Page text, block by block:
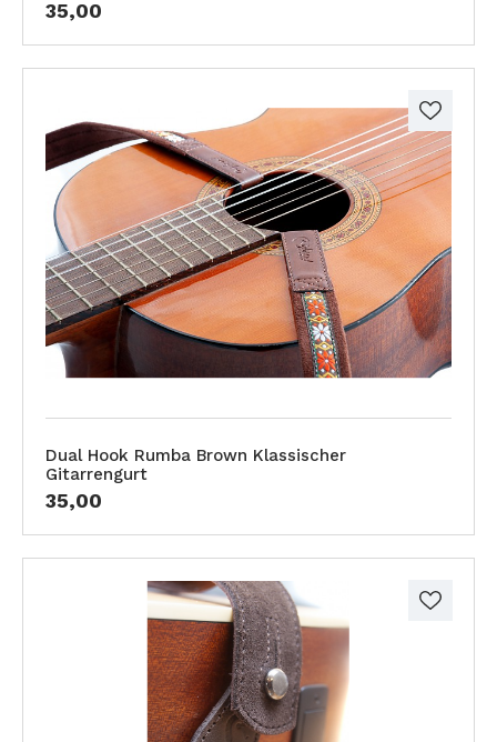
35,00
Dual Hook Rumba Brown Klassischer
Gitarrengurt
35,00